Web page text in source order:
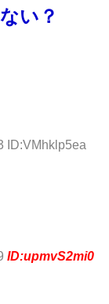
い？
ID:VMhklp5ea
ID:upmvS2mi0